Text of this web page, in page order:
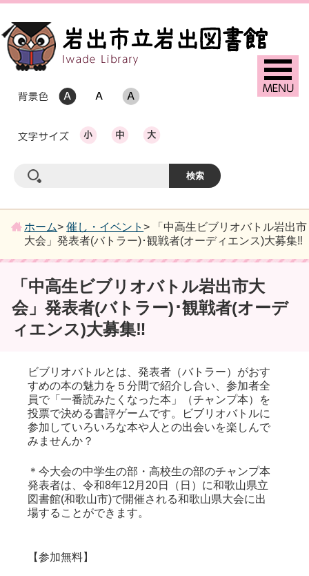
ホーム>催し・イベント> 「中高生ビブリオバトル岩出市
大会」発表者(バトラー)･観戦者(オーディエンス)大募集‼
「中高生ビブリオバトル岩出市大
会」発表者(バトラー)･観戦者(オーデ
ィエンス)大募集‼
ビブリオバトルとは、発表者（バトラー）がおす
すめの本の魅力を５分間で紹介し合い、参加者全
員で「一番読みたくなった本」（チャンプ本）を
投票で決める書評ゲームです。ビブリオバトルに
参加していろいろな本や人との出会いを楽しんで
みませんか？
＊今大会の中学生の部・高校生の部のチャンプ本
発表者は、令和8年12月20日（日）に和歌山県立
図書館(和歌山市)で開催される和歌山県大会に出
場することができます。
【参加無料】